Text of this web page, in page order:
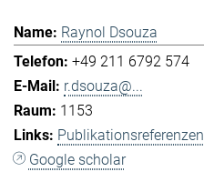
Raynol Dsouza
+49 211 6792 574
r.dsouza@...
1153
Publikationsreferenzen
Google scholar